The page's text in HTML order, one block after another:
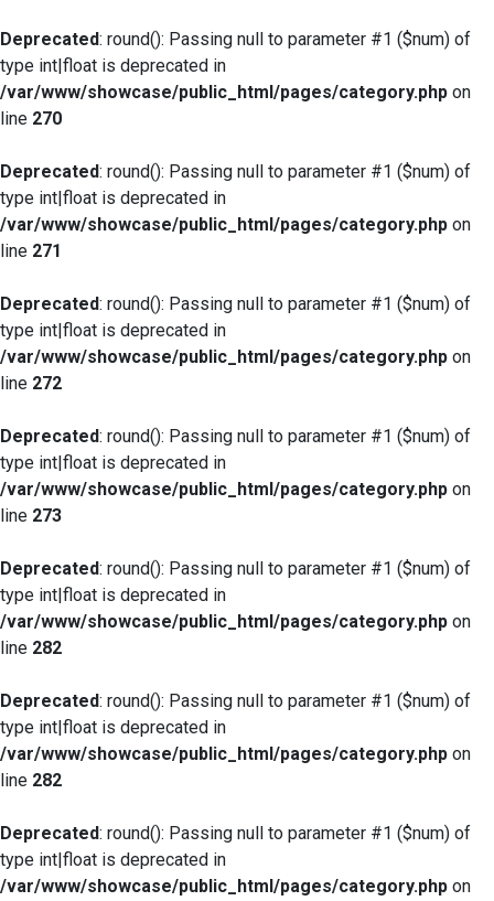
Deprecated: round(): Passing null to parameter #1 ($num) of
type int|float is deprecated in
/var/www/showcase/public_html/pages/category.php on
line 270
Deprecated: round(): Passing null to parameter #1 ($num) of
type int|float is deprecated in
/var/www/showcase/public_html/pages/category.php on
line 271
Deprecated: round(): Passing null to parameter #1 ($num) of
type int|float is deprecated in
/var/www/showcase/public_html/pages/category.php on
line 272
Deprecated: round(): Passing null to parameter #1 ($num) of
type int|float is deprecated in
/var/www/showcase/public_html/pages/category.php on
line 273
Deprecated: round(): Passing null to parameter #1 ($num) of
type int|float is deprecated in
/var/www/showcase/public_html/pages/category.php on
line 282
Deprecated: round(): Passing null to parameter #1 ($num) of
type int|float is deprecated in
/var/www/showcase/public_html/pages/category.php on
line 282
Deprecated: round(): Passing null to parameter #1 ($num) of
type int|float is deprecated in
/var/www/showcase/public_html/pages/category.php on